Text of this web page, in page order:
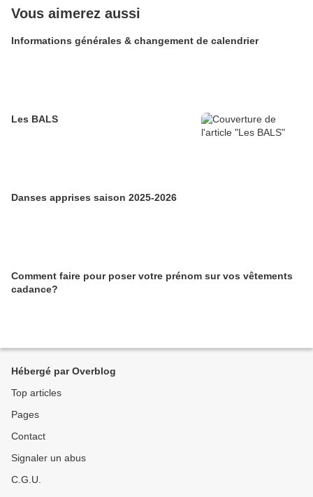
Vous aimerez aussi
Informations générales & changement de calendrier
Les BALS
Danses apprises saison 2025-2026
Comment faire pour poser votre prénom sur vos vêtements
cadance?
Hébergé par Overblog
Top articles
Pages
Contact
Signaler un abus
C.G.U.